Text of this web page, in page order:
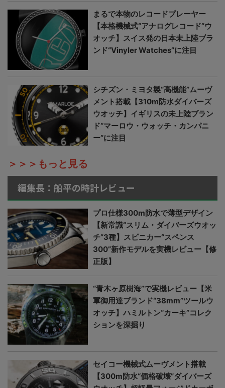
まるで本物のレコードプレーヤー
【本格機械式“アナログレコード”ウ
オッチ】スイス発の日本未上陸ブラ
ンド“Vinyler Watches”に注目
シチズン・ミヨタ製“高機能”ムーヴ
メント搭載【310m防水ダイバーズ
ウオッチ】イギリスの未上陸ブラン
ド“マーロウ・ウォッチ・カンパニ
ー”に注目
＞＞＞もっと見る
編集長：船平の時計レビュー
プロ仕様300m防水で薄型デザイン
【新常識“スリム・ダイバーズウオッ
チ”3種】スピニカー“スペンス
300”新作モデルを実機レビュー【修
正版】
“青木ヶ原樹海”で実機レビュー【米
軍御用達ブランド“38mm”ツールウ
オッチ】ハミルトン“カーキ”コレク
ションを深掘り
セイコー機械式ムーヴメント搭載
【300m防水“価格破壊”ダイバーズ